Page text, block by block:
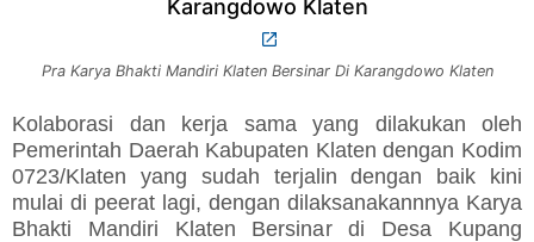
Pra Karya Bhakti Mandiri Klaten Bersinar Di Karangdowo Klaten
Kolaborasi dan kerja sama yang dilakukan oleh
Pemerintah Daerah Kabupaten Klaten dengan Kodim
0723/Klaten yang sudah terjalin dengan baik kini
mulai di peerat lagi, dengan dilaksanakannnya Karya
Bhakti Mandiri Klaten Bersinar di Desa Kupang